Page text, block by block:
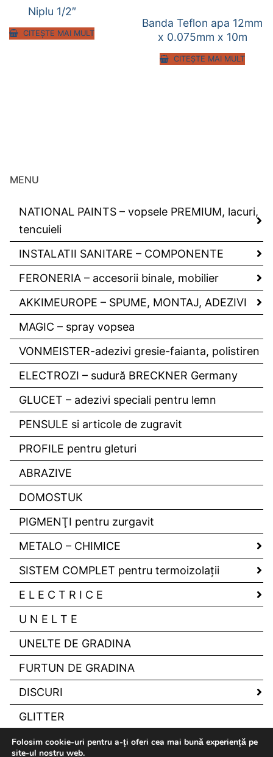
Niplu 1/2″
CITEȘTE MAI MULT
Banda Teflon apa 12mm
x 0.075mm x 10m
CITEȘTE MAI MULT
MENU
NATIONAL PAINTS – vopsele PREMIUM, lacuri,
tencuieli
INSTALATII SANITARE – COMPONENTE
FERONERIA – accesorii binale, mobilier
AKKIMEUROPE – SPUME, MONTAJ, ADEZIVI
MAGIC – spray vopsea
VONMEISTER-adezivi gresie-faianta, polistiren
ELECTROZI – sudură BRECKNER Germany
GLUCET – adezivi speciali pentru lemn
PENSULE si articole de zugravit
PROFILE pentru gleturi
ABRAZIVE
DOMOSTUK
PIGMENŢI pentru zurgavit
METALO – CHIMICE
SISTEM COMPLET pentru termoizolaţii
E L E C T R I C E
U N E L T E
UNELTE DE GRADINA
FURTUN DE GRADINA
DISCURI
GLITTER
Folosim cookie-uri pentru a-ți oferi cea mai bună experiență pe
site-ul nostru web.